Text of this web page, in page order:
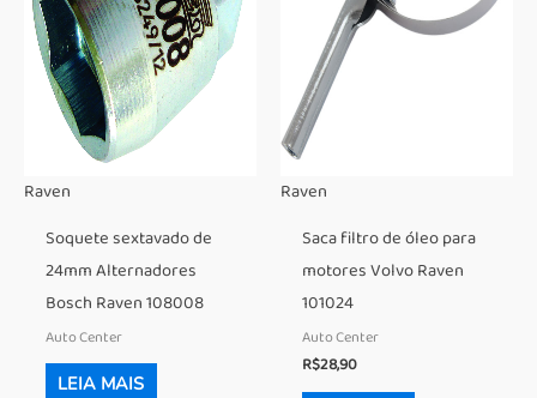
Raven
Soquete sextavado de
24mm Alternadores
Bosch Raven 108008
Auto Center
LEIA MAIS
Raven
Saca filtro de óleo para
motores Volvo Raven
101024
Auto Center
R$28,90